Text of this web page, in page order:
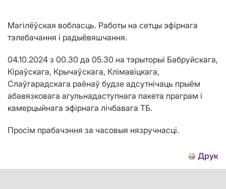
Магілёўская вобласць. Работы на сетцы эфірнага
тэлебачання і радыёвяшчання.
04.10.2024 з 00.30 да 05.30 на тэрыторыі Бабруйскага,
Кіраўскага, Крычаўскага, Клімавіцкага,
Слаўгарадскага раёнаў будзе адсутнічаць прыём
абавязковага агульнадаступнага пакета праграм і
камерцыйнага эфірнага лічбавага ТБ.
Просім прабачэння за часовыя нязручнасці.
Друк